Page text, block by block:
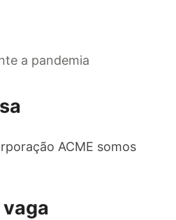
a pandemia
ACME somos